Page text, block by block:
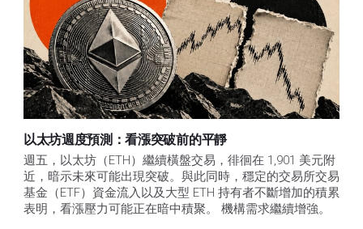
以太坊週度預測：看漲突破前的平靜
週五，以太坊（ETH）繼續橫盤交易，徘徊在 1,901 美元附
近，暗示未來可能出現突破。與此同時，穩定的交易所交易
基金（ETF）資金流入以及大型 ETH 持有者不斷增加的積累
表明，看漲壓力可能正在暗中積聚。 機構需求繼續增強。